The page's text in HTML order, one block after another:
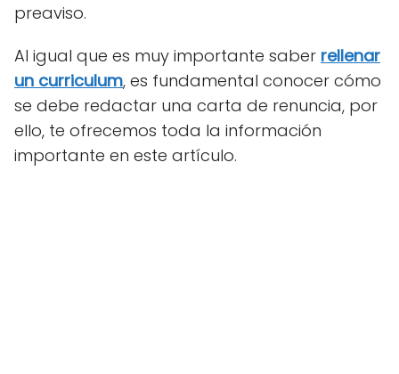
preaviso.
Al igual que es muy importante saber rellenar
un curriculum, es fundamental conocer cómo
se debe redactar una carta de renuncia, por
ello, te ofrecemos toda la información
importante en este artículo.